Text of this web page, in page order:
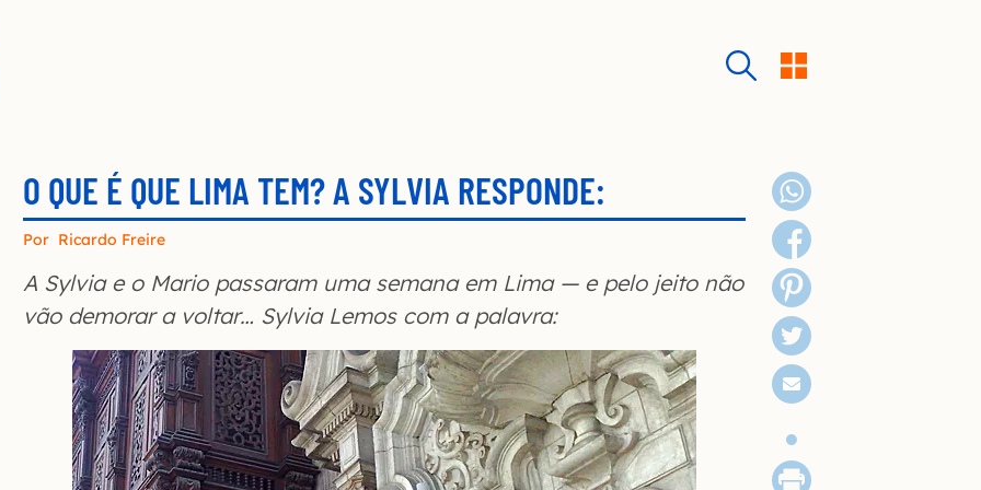
O QUE É QUE LIMA TEM? A SYLVIA RESPONDE:
Por Ricardo Freire
A Sylvia e o Mario passaram uma semana em Lima — e pelo jeito não
vão demorar a voltar… Sylvia Lemos com a palavra: